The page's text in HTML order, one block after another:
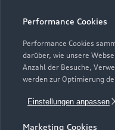
Performance Cookies
Performance Cookies
darüber, wie unsere
Anzahl der Besuche,
werden zur Optimierung
Einstellungen anpassen
Marketing Cookies
Elektromodelle
Plug-in-Hybride
Neuwagensuche
Gebrauchtwagensuche
Service &
Saisonale Angebote
Audi Services
Garantie
Support
Über Audi